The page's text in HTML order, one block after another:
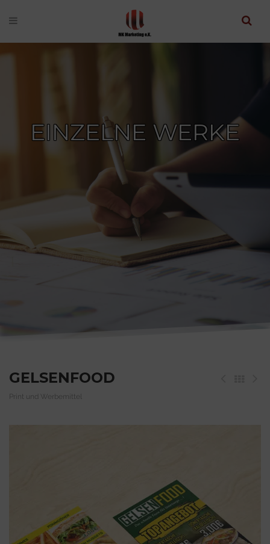
EINZELNE WERKE
GELSENFOOD
Print und Werbemittel